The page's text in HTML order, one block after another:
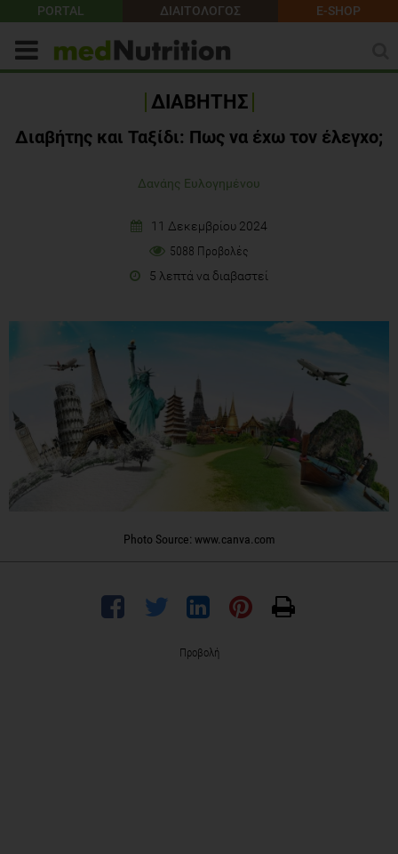
PORTAL ΔΙΑΙΤΟΛΟΓΟΣ E-SHOP
ΔΙΑΒΗΤΗΣ
Διαβήτης και Ταξίδι: Πως να έχω τον έλεγχο;
Δανάης Ευλογημένου
11 Δεκεμβρίου 2024
5088 Προβολές
5 λεπτά να διαβαστεί
Photo Source: www.canva.com
Προβολή